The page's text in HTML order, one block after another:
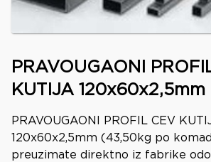
PRAVOUGAONI
KUTIJA 120x60x2,5mm
PRAVOUGAONI PROFIL CEV
120x60x2,5mm (43,50kg po
preuzimate direktno iz fabrike